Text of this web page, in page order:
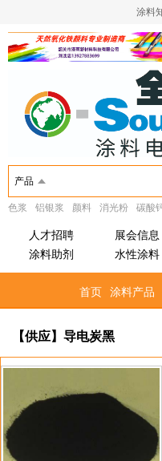
涂料
产品
色浆 铝银浆 颜料 消光粉 碳酸
人才招聘 展会信息
涂料助剂
水性涂料
首页 涂料产品
【供应】导电炭黑